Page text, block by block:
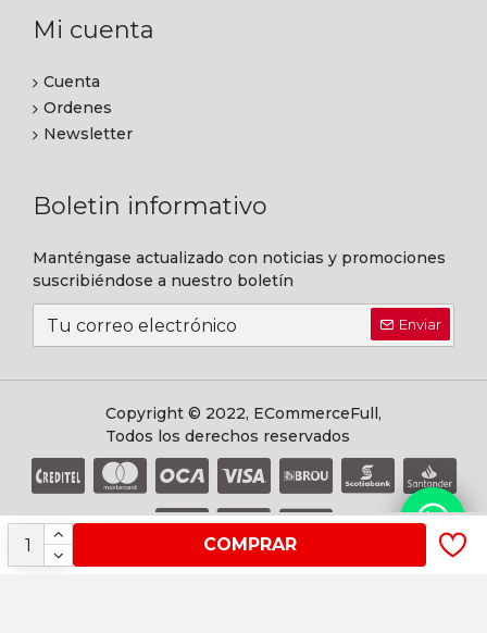
COMPRAR
Mi cuenta
Cuenta
Ordenes
Newsletter
Boletin informativo
Manténgase actualizado con noticias y promociones
suscribiéndose a nuestro boletín
Enviar
Copyright © 2022, ECommerceFull,
Todos los derechos reservados